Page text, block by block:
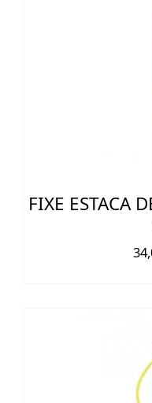
FIXE ESTACA